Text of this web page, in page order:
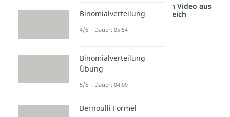
Studyflix vernetzt: Hier ein Video aus
einem anderen Bereich
Binomialverteilung
4/6 – Dauer: 05:54
Binomialverteilung
Übung
5/6 – Dauer: 04:09
Bernoulli Formel